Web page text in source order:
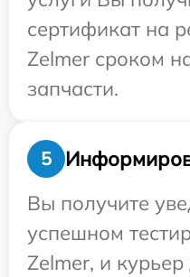
сертификат на
Zelmer сроком
запчасти.
5
Вы получите
успешном
Zelmer, и